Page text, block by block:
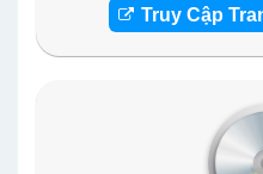
Truy Cập